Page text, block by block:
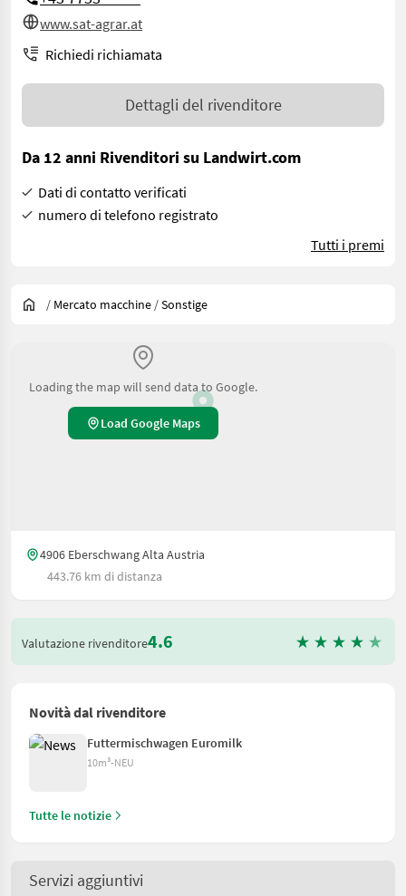
www.sat-agrar.at
Richiedi richiamata
Dettagli del rivenditore
Da 12 anni Rivenditori su Landwirt.com
Dati di contatto verificati
numero di telefono registrato
Tutti i premi
/ Mercato macchine /Sonstige
Loading the map will send data to Google.
Load Google Maps
4906 Eberschwang Alta Austria
443.76 km di distanza
Valutazione rivenditore4.6
Novità dal rivenditore
Futtermischwagen Euromilk
10m³-NEU
Tutte le notizie
Servizi aggiuntivi